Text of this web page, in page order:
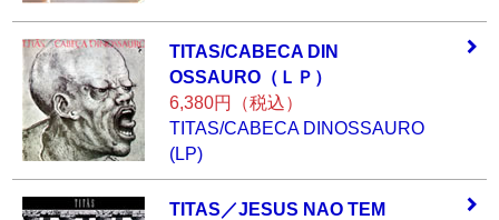
TITAS/CABECA DIN
OSSAURO（ＬＰ）
6,380円（税込）
TITAS/CABECA DINOSSAURO
(LP)
TITAS／JESUS NAOTEM